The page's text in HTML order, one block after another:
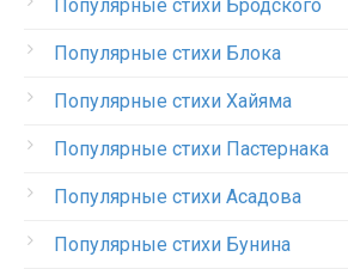
Популярные стихи Бродского
Популярные стихи Блока
Популярные стихи Хайяма
Популярные стихи Пастернака
Популярные стихи Асадова
Популярные стихи Бунина